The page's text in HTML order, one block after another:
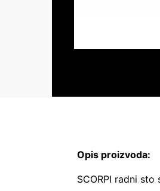
Opis proizvoda:
SCORPI radni